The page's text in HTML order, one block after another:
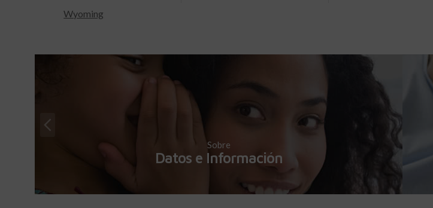
Wyoming
Sobre
Datos e Información